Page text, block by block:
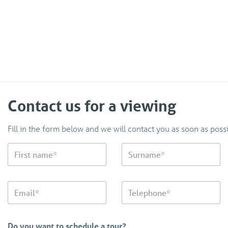
Contact us for a viewing
Fill in the form below and we will contact you as soon as